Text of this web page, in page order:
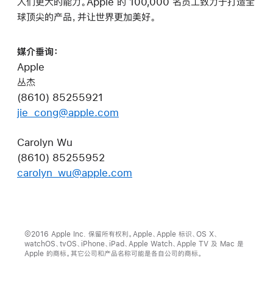
球顶尖的产品，并让世界更加美好。
媒介垂询：
Apple
丛杰
(8610) 85255921
jie_cong@apple.com
Carolyn Wu
(8610) 85255952
carolyn_wu@apple.com
©2016 Apple Inc. 保留所有权利。Apple、Apple 标识、OS X、
watchOS、tvOS、iPhone、iPad、Apple Watch、Apple TV 及 Mac 是
Apple 的商标。其它公司和产品名称可能是各自公司的商标。